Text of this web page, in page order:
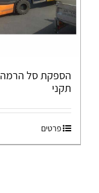
הספקת סל הרמה
תקני
פרטים